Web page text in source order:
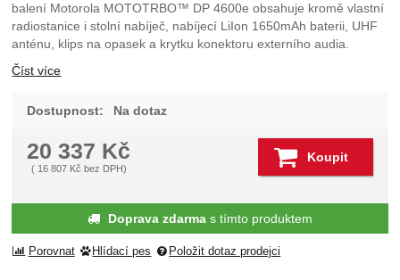
balení Motorola MOTOTRBO™ DP 4600e obsahuje kromě vlastní
radiostanice i stolní nabíječ, nabíjecí LiIon 1650mAh baterii, UHF
anténu, klips na opasek a krytku konektoru externího audia.
Číst více
Dostupnost: Na dotaz
20 337 Kč
(16 807 Kč bez DPH)
Koupit
Doprava zdarmas tímto produktem
Porovnat Hlídací pes Položit dotaz prodejci